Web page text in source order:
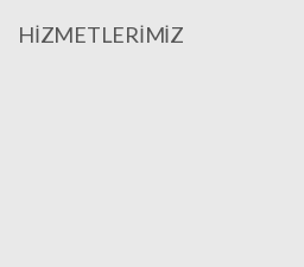
HİZMETLERİMİZ